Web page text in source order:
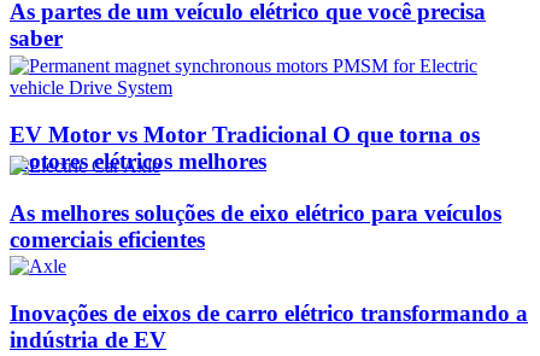
As partes de um veículo elétrico que você precisa
saber
EV Motor vs Motor Tradicional O que torna os
motores elétricos melhores
As melhores soluções de eixo elétrico para veículos
comerciais eficientes
Inovações de eixos de carro elétrico transformando a
indústria de EV